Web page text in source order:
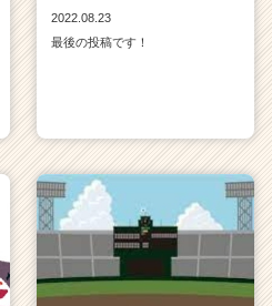
2022.08.23
最後の投稿です！